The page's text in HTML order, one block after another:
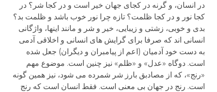
در انسان، و گرنه در کجای جهان خیر است و در کجا شر؟ در
کجا نور و در کجا ظلمت؟ تازه چرا نور خوب باشد و ظلمت بد؟
بدی و خوبی، زشتی و زیبایی، خیر و شر و مانند اینها، واژگانی
انسانی اند که صرفا برای گرایش های انسانی و اخلاقی آدمی
به دست خود آدمیان (اعم از پیامبران و دیگران) جعل شده
است. دوگاه «عدل» و «ظلم» نیز چنین است. موضوع مهم
«رنج»، که از مصادبق بارز شر شمرده می شود، نیز همین گونه
است. رنج در جهان بی معنی است. فقط انسان است که رنج